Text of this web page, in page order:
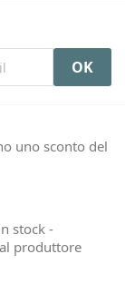
uno sconto del
stock -
produttore